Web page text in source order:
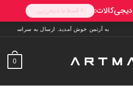
به آرتمن خوش آمدید. ارسال به سراسر ایران. 7 روز فرصت تست در منزل. 1 سال خدمات پس از فروش.
0